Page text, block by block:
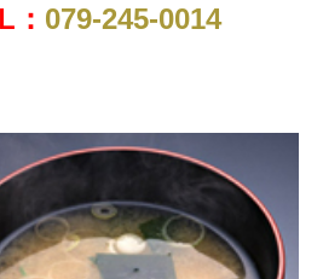
： 079-245-0014